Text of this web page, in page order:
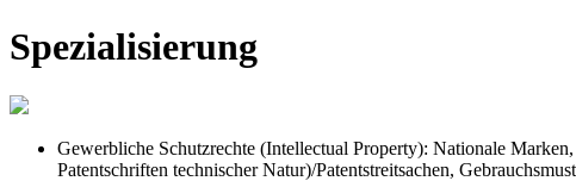
Spezialisierung
Gewerbliche Schutzrechte (Intellectual Property): Nationale
Patentschriften technischer Natur)/Patentstreitsachen,